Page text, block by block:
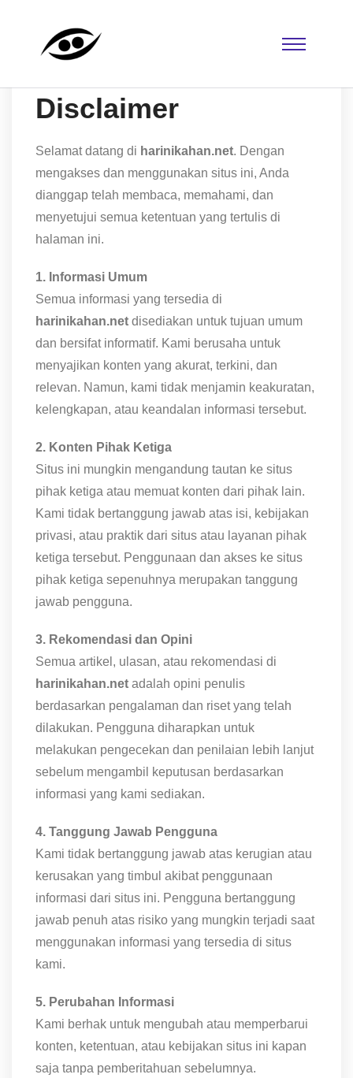
Disclaimer
Selamat datang di harinikahan.net. Dengan
mengakses dan menggunakan situs ini, Anda
dianggap telah membaca, memahami, dan
menyetujui semua ketentuan yang tertulis di
halaman ini.
1. Informasi Umum
Semua informasi yang tersedia di
harinikahan.net disediakan untuk tujuan umum
dan bersifat informatif. Kami berusaha untuk
menyajikan konten yang akurat, terkini, dan
relevan. Namun, kami tidak menjamin keakuratan,
kelengkapan, atau keandalan informasi tersebut.
2. Konten Pihak Ketiga
Situs ini mungkin mengandung tautan ke situs
pihak ketiga atau memuat konten dari pihak lain.
Kami tidak bertanggung jawab atas isi, kebijakan
privasi, atau praktik dari situs atau layanan pihak
ketiga tersebut. Penggunaan dan akses ke situs
pihak ketiga sepenuhnya merupakan tanggung
jawab pengguna.
3. Rekomendasi dan Opini
Semua artikel, ulasan, atau rekomendasi di
harinikahan.net adalah opini penulis
berdasarkan pengalaman dan riset yang telah
dilakukan. Pengguna diharapkan untuk
melakukan pengecekan dan penilaian lebih lanjut
sebelum mengambil keputusan berdasarkan
informasi yang kami sediakan.
4. Tanggung Jawab Pengguna
Kami tidak bertanggung jawab atas kerugian atau
kerusakan yang timbul akibat penggunaan
informasi dari situs ini. Pengguna bertanggung
jawab penuh atas risiko yang mungkin terjadi saat
menggunakan informasi yang tersedia di situs
kami.
5. Perubahan Informasi
Kami berhak untuk mengubah atau memperbarui
konten, ketentuan, atau kebijakan situs ini kapan
saja tanpa pemberitahuan sebelumnya.